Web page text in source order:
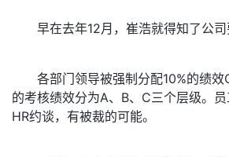
早在去年12月，崔浩就得知了公司
各部门领导被强制分配10%的绩效
的考核绩效分为A、B、C三个层级。
HR约谈，有被裁的可能。